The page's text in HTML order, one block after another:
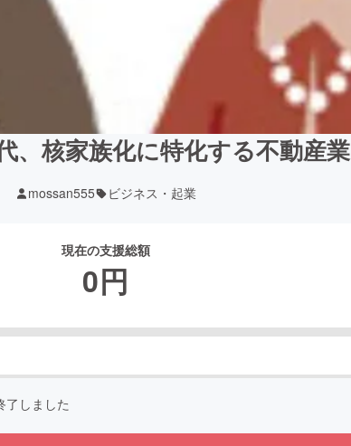
、核家族化に特化する不動産業
mossan555 ビジネス・起業
現在の支援総額
0円
了しました